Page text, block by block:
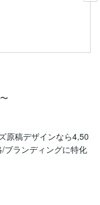
原稿デザインなら4,50
ブランディングに特化